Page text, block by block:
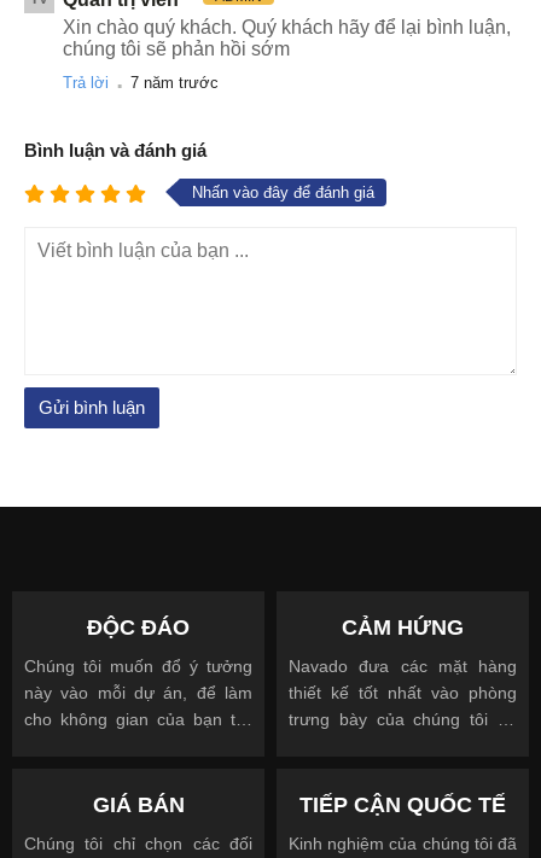
Xin chào quý khách. Quý khách hãy để lại bình luận,
chúng tôi sẽ phản hồi sớm
Trả lời . 7 năm trước
Bình luận và đánh giá
Nhấn vào đây để đánh giá
ĐỘC ĐÁO
Chúng tôi muốn đổ ý tưởng
này vào mỗi dự án, để làm
cho không gian của bạn trở
CẢM HỨNG
Navado đưa các mặt hàng
thiết kế tốt nhất vào phòng
trưng bày của chúng tôi để
GIÁ BÁN
Chúng tôi chỉ chọn các đối
TIẾP CẬN QUỐC TẾ
Kinh nghiệm của chúng tôi đã